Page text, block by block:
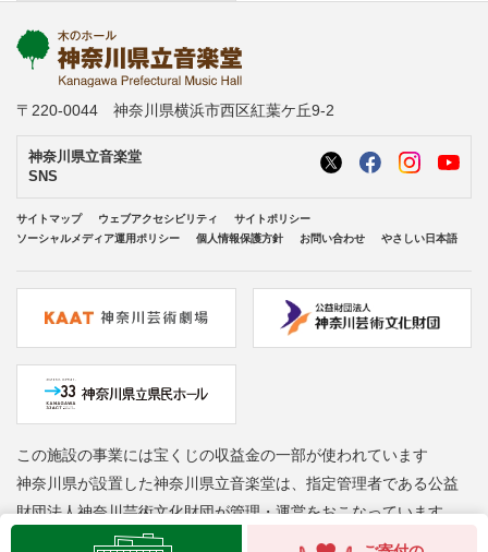
〒220-0044 神奈川県横浜市西区紅葉ケ丘9-2
神奈川県立音楽堂
SNS
サイトマップ ウェブアクセシビリティ
サイトポリシー
ソーシャルメディア運用ポリシー
個人情報保護方針 お問い合わせ やさしい日本語
この施設の事業には宝くじの収益金の一部が使われています
神奈川県が設置した神奈川県立音楽堂は、指定管理者である公益
財団法人神奈川芸術文化財団が管理・運営をおこなっています